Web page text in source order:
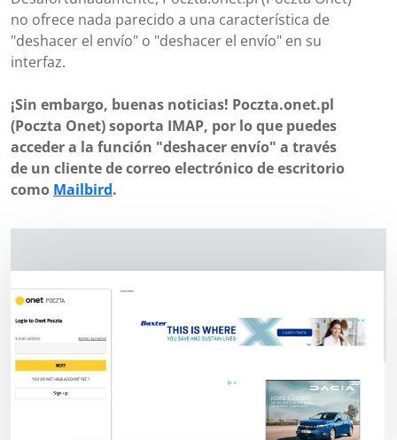
no ofrece nada parecido a una característica de
"deshacer el envío" o "deshacer el envío" en su
interfaz.
¡Sin embargo, buenas noticias! Poczta.onet.pl
(Poczta Onet) soporta IMAP, por lo que puedes
acceder a la función "deshacer envío" a través
de un cliente de correo electrónico de escritorio
como Mailbird.